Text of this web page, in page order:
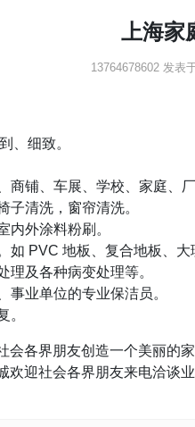
上海家
13764678602 发表
、细致。
铺、车展、学校、家庭、
清洗，窗帘清洗。
外涂料粉刷。
PVC 地板、复合地板、大
及各种病变处理等。
业单位的专业保洁员。
。
会各界朋友创造一个美丽
欢迎社会各界朋友来电洽谈